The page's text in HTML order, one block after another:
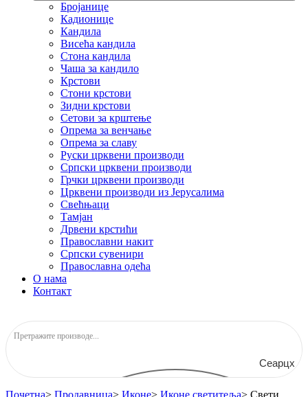
Бројанице
Кадионице
Кандила
Висећа кандила
Стона кандила
Чаша за кандило
Крстови
Стони крстови
Зидни крстови
Сетови за крштење
Опрема за венчање
Опрема за славу
Руски црквени производи
Српски црквени производи
Грчки црквени производи
Црквени производи из Јерусалима
Свећњаци
Тамјан
Дрвени крстићи
Православни накит
Српски сувенири
Православна одећа
О нама
Контакт
Сеарцх
Почетна> Продавница> Иконе> Иконе светитеља> Свети